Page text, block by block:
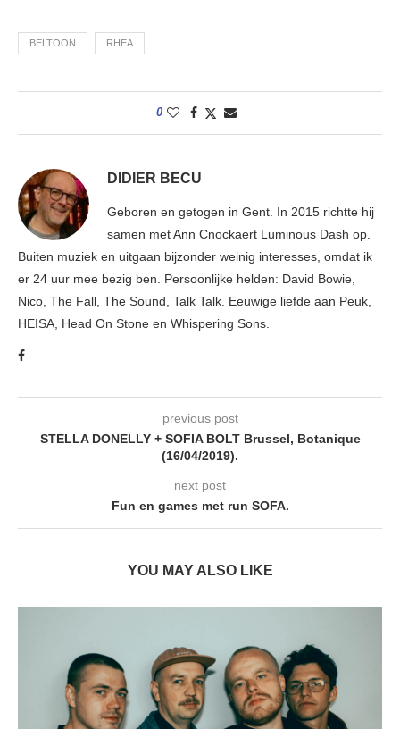
BELTOON RHEA
0
DIDIER BECU
Geboren en getogen in Gent. In 2015 richtte hij
samen met Ann Cnockaert Luminous Dash op.
Buiten muziek en uitgaan bijzonder weinig interesses, omdat ik
er 24 uur mee bezig ben. Persoonlijke helden: David Bowie,
Nico, The Fall, The Sound, Talk Talk. Eeuwige liefde aan Peuk,
HEISA, Head On Stone en Whispering Sons.
previous post
STELLA DONELLY + SOFIA BOLT Brussel, Botanique
(16/04/2019).
next post
Fun en games met run SOFA.
YOU MAY ALSO LIKE